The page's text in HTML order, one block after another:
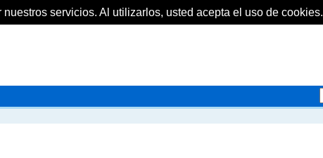
servicios. Al utilizarlos, usted acepta el uso de cookies.